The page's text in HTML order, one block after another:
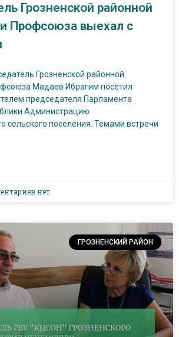
Грозненской районной
Профсоюза выехал с
Грозненской районной
Мадаев Ибрагим посетил
председателя Парламента
Администрацию
сельского поселения. Темами встречи
нет
ГРОЗНЕНСКИЙ РАЙОН